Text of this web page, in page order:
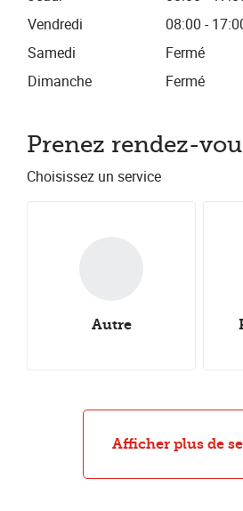
Prenez rendez-
Choisissez un service
Autre
Pneus all-season
Afficher plus de
Vendredi
08:00 -
Samedi
Fermé
Dimanche
Fermé